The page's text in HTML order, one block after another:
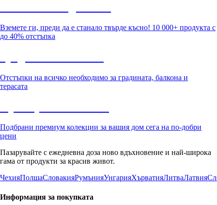
Вземете ги, преди да е станало твърде късно! 10 000+ продукта с
до 40% отстъпка
Отстъпки на всичко необходимо за градината, балкона и
терасата
Подбрани премиум колекции за вашия дом сега на по-добри
цени
Пазарувайте с ежедневна доза ново вдъхновение и най-широка
гама от продукти за красив живот.
ЧехияПолшаСловакияРумънияУнгарияХърватияЛитваЛатвия
Информация за покупката